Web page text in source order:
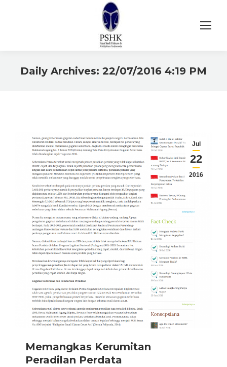
Daily Archives: 22/07/2016 4:19 PM
Jul
22
2016
Memangkas Kerumitan
Peradilan Perdata